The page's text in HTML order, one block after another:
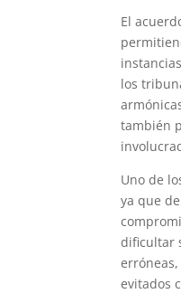
El
los
también
Uno de
ya que
dificultar
evitados